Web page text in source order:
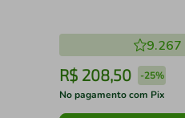
9.267
R$ 208,50 -25%
No pagamento com Pix